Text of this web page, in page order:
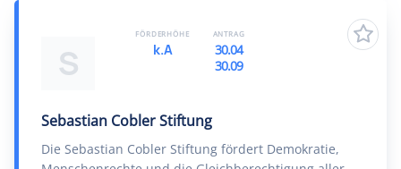
S
Sebastian Cobler Stiftung
Die Sebastian Cobler Stiftung fördert Demokratie,
FÖRDERHÖHE
k.A
ANTRAG
30.04
30.09